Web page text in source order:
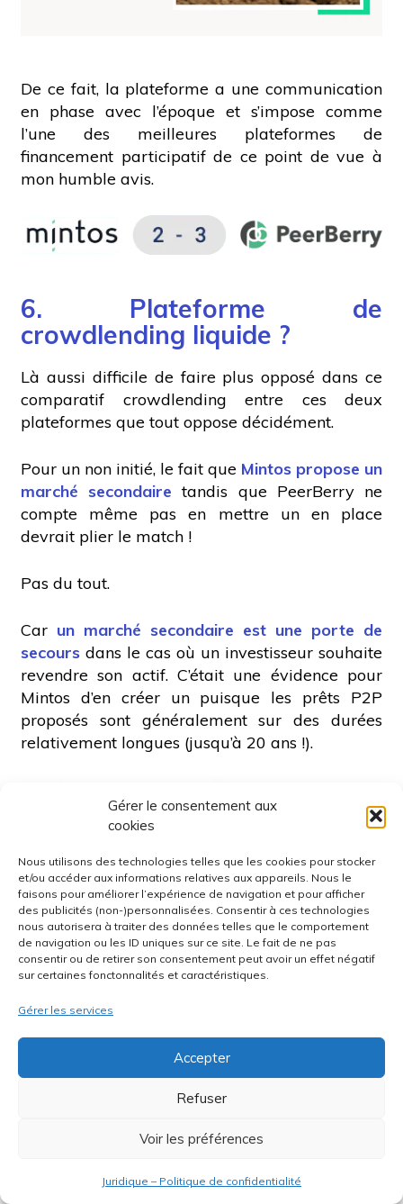
Gérer le consentement aux
cookies
Nous utilisons des technologies telles que les cookies pour stocker
et/ou accéder aux informations relatives aux appareils. Nous le
faisons pour améliorer l’expérience de navigation et pour afficher
des publicités (non-)personnalisées. Consentir à ces technologies
nous autorisera à traiter des données telles que le comportement
de navigation ou les ID uniques sur ce site. Le fait de ne pas
consentir ou de retirer son consentement peut avoir un effet négatif
sur certaines fonctonnalités et caractéristiques.
Gérer les services
Accepter
Refuser
Voir les préférences
Juridique – Politique de confidentialité
De ce fait, la plateforme a une communication
en phase avec l’époque et s’impose comme
l’une des meilleures plateformes de
financement participatif de ce point de vue à
mon humble avis.
6. Plateforme de
crowdlending liquide ?
Là aussi difficile de faire plus opposé dans ce
comparatif crowdlending entre ces deux
plateformes que tout oppose décidément.
Pour un non initié, le fait que Mintos propose un
marché secondaire tandis que PeerBerry ne
compte même pas en mettre un en place
devrait plier le match !
Pas du tout.
Car un marché secondaire est une porte de
secours dans le cas où un investisseur souhaite
revendre son actif. C’était une évidence pour
Mintos d’en créer un puisque les prêts P2P
proposés sont généralement sur des durées
relativement longues (jusqu’à 20 ans !).
Mais de cette manière, le leader européen tente
de rendre liquide un marché de crowdlending
qui ne l’est pas tant que ça à la base. Et en plus
sur le prix de vente.
C’est une bonne chose, oui.
Mais de l’autre côté,la place de marché P2P de
proposés sont très majoritairement de moins de